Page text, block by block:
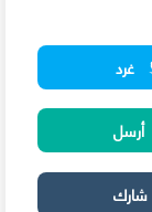
غرد
أرسل
شارك